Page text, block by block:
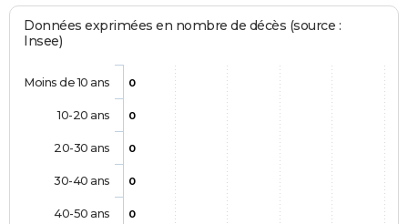
Données exprimées en nombre de décès (source :
Insee)
0
0
0
0
0
Moins de 10 ans
10-20 ans
20-30 ans
30-40 ans
40-50 ans